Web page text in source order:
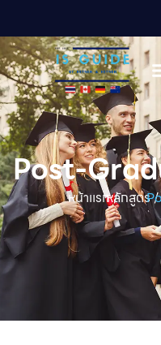
Post-
หน้าเเรก /หลักสูตร /